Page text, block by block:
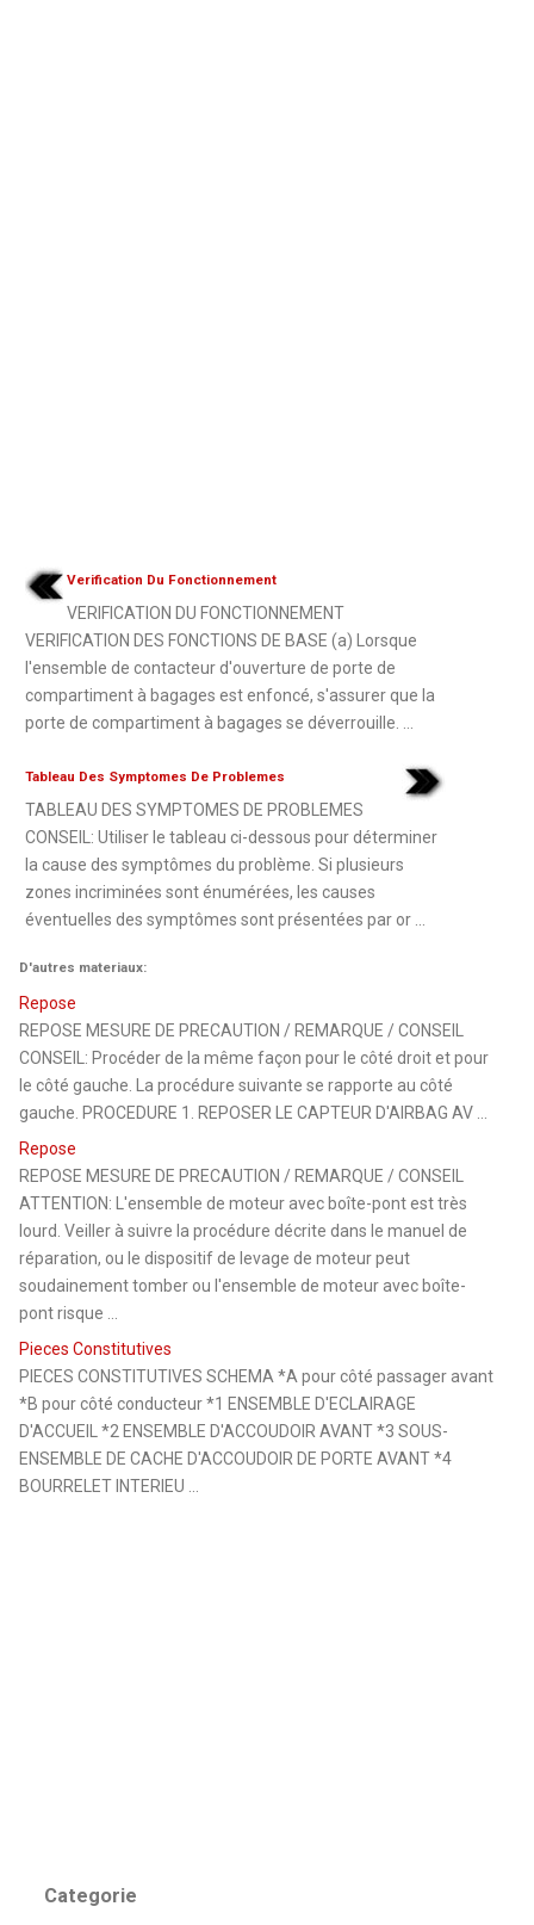
Verification Du Fonctionnement
VERIFICATION DU FONCTIONNEMENT
VERIFICATION DES FONCTIONS DE BASE (a) Lorsque
l'ensemble de contacteur d'ouverture de porte de
compartiment à bagages est enfoncé, s'assurer que la
porte de compartiment à bagages se déverrouille. ...
Tableau Des Symptomes De Problemes
TABLEAU DES SYMPTOMES DE PROBLEMES
CONSEIL: Utiliser le tableau ci-dessous pour déterminer
la cause des symptômes du problème. Si plusieurs
zones incriminées sont énumérées, les causes
éventuelles des symptômes sont présentées par or ...
D'autres materiaux:
Repose
REPOSE MESURE DE PRECAUTION / REMARQUE / CONSEIL
CONSEIL: Procéder de la même façon pour le côté droit et pour
le côté gauche. La procédure suivante se rapporte au côté
gauche. PROCEDURE 1. REPOSER LE CAPTEUR D'AIRBAG AV ...
Repose
REPOSE MESURE DE PRECAUTION / REMARQUE / CONSEIL
ATTENTION: L'ensemble de moteur avec boîte-pont est très
lourd. Veiller à suivre la procédure décrite dans le manuel de
réparation, ou le dispositif de levage de moteur peut
soudainement tomber ou l'ensemble de moteur avec boîte-
pont risque ...
Pieces Constitutives
PIECES CONSTITUTIVES SCHEMA *A pour côté passager avant
*B pour côté conducteur *1 ENSEMBLE D'ECLAIRAGE
D'ACCUEIL *2 ENSEMBLE D'ACCOUDOIR AVANT *3 SOUS-
ENSEMBLE DE CACHE D'ACCOUDOIR DE PORTE AVANT *4
BOURRELET INTERIEU ...
Categorie